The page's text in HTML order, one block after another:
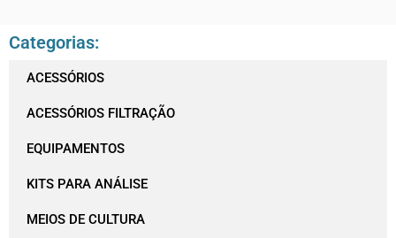
Categorias:
ACESSÓRIOS
ACESSÓRIOS FILTRAÇÃO
EQUIPAMENTOS
KITS PARA ANÁLISE
MEIOS DE CULTURA